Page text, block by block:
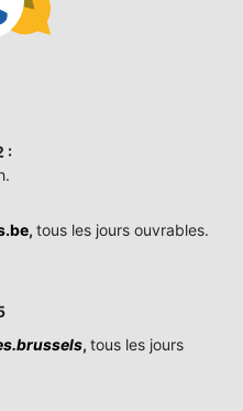
:
, tous les jours ouvrables.
, tous les jours